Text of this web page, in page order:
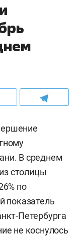
В среднем
столицы
по
показатель
Петербурга
не коснулось